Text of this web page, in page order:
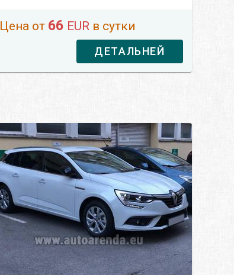
Цена от 66 EUR в сутки
ДЕТАЛЬНЕЙ